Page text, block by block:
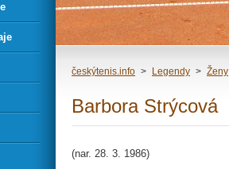
českýtenis.info > Legendy > Ženy
Barbora Strýcová
(nar. 28. 3. 1986)